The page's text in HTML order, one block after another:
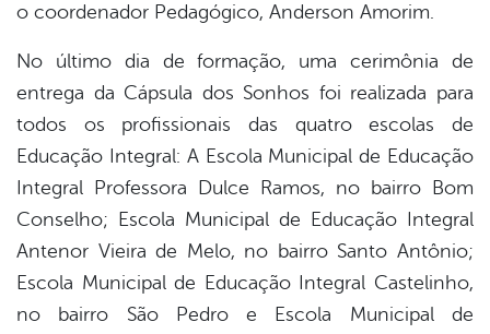
o coordenador Pedagógico, Anderson Amorim.
No último dia de formação, uma cerimônia de
entrega da Cápsula dos Sonhos foi realizada para
todos os profissionais das quatro escolas de
Educação Integral: A Escola Municipal de Educação
Integral Professora Dulce Ramos, no bairro Bom
Conselho; Escola Municipal de Educação Integral
Antenor Vieira de Melo, no bairro Santo Antônio;
Escola Municipal de Educação Integral Castelinho,
no bairro São Pedro e Escola Municipal de